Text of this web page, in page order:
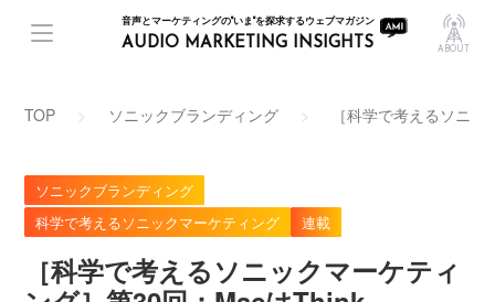
音声とマーケティングの"いま"を探求するウェブマガジン
AUDIO MARKETING INSIGHTS ABOUT
TOP ソニックブランディング ［科学で考えるソニ
ソニックブランディング
科学で考えるソニックマーケティング
連載
［科学で考えるソニックマーケティ